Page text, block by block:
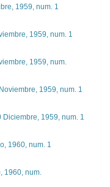
1959, num. 1
1959, num. 1
1959, num.
1959, num. 1
Diciembre, 1959, num. 1
1960, num. 1
1960, num.